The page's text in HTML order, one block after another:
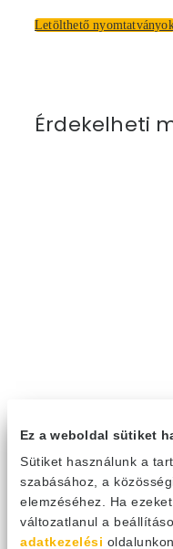
Ez a weboldal sütiket
Sütiket használunk a
szabásához, a
elemzéséhez. Ha
változatlanul a
adatkezelési
Letölthető
Érdekelheti